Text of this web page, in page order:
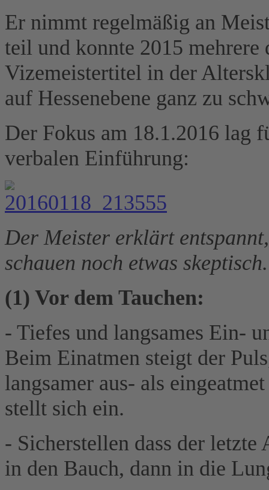
Er nimmt regelmäßig an
teil und konnte 2015 mehrere
Vizemeistertitel in der
auf Hessenebene ganz zu
Der Fokus am 18.1.2016 lag
verbalen Einführung:
Der Meister erklärt
schauen noch etwas skeptisch.
(1) Vor dem Tauchen:
- Tiefes und langsames Ein-
Beim Einatmen steigt der
langsamer aus- als
stellt sich ein.
- Sicherstellen dass der
in den Bauch, dann in die